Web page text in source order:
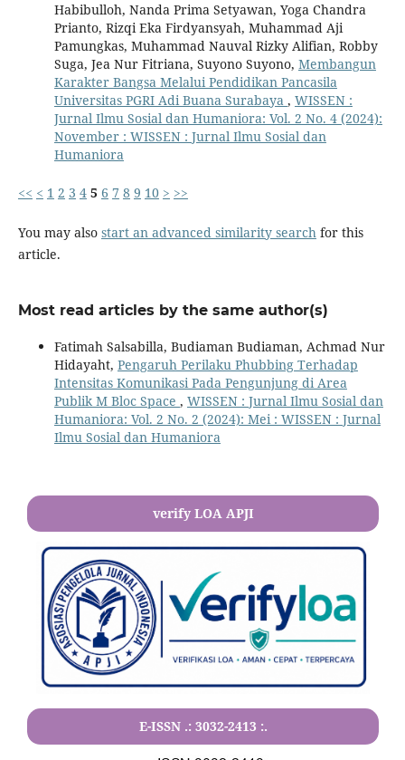
Habibulloh, Nanda Prima Setyawan, Yoga Chandra
Prianto, Rizqi Eka Firdyansyah, Muhammad Aji
Pamungkas, Muhammad Nauval Rizky Alifian, Robby
Suga, Jea Nur Fitriana, Suyono Suyono, Membangun
Karakter Bangsa Melalui Pendidikan Pancasila
Universitas PGRI Adi Buana Surabaya , WISSEN :
Jurnal Ilmu Sosial dan Humaniora: Vol. 2 No. 4 (2024):
November : WISSEN : Jurnal Ilmu Sosial dan
Humaniora
<< < 1 2 3 4 5 6 7 8 9 10 > >>
You may also start an advanced similarity searchfor this
article.
Most read articles by the same author(s)
Fatimah Salsabilla, Budiaman Budiaman, Achmad Nur
Hidayaht, Pengaruh Perilaku Phubbing Terhadap
Intensitas Komunikasi Pada Pengunjung di Area
Publik M Bloc Space , WISSEN : Jurnal Ilmu Sosial dan
Humaniora: Vol. 2 No. 2 (2024): Mei : WISSEN : Jurnal
Ilmu Sosial dan Humaniora
verify LOA APJI
E-ISSN .: 3032-2413 :.